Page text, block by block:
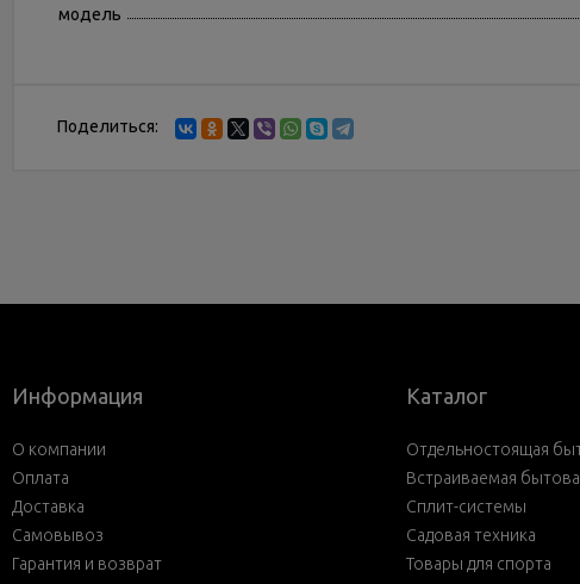
модель
Поделиться:
Информация
О компании
Оплата
Доставка
Самовывоз
Гарантия и возврат
Каталог
Отдельностоящая
Встраиваемая
Сплит-системы
Садовая техника
Товары для спорта